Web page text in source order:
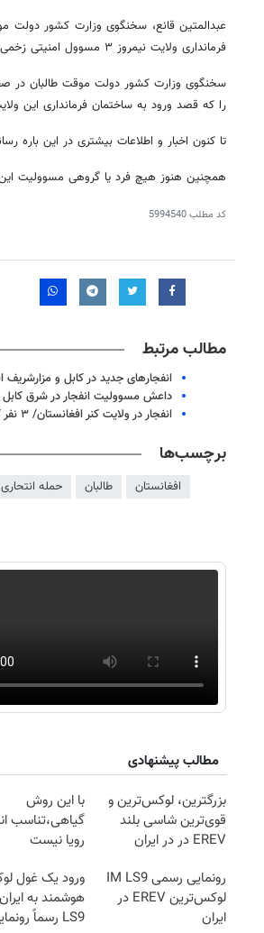
عبدالمتین قانع، سخنگوی وزارت کشور دولت
فرمانداری ولایت نیمروز ۳ مسوول امنیتی زخمی شدند.
سخنگوی وزارت کشور دولت موقت طالبان در
را که قصد ورود به ساختمان فرمانداری این
تا کنون اخبار و اطلاعات بیشتری در این باره
همچنین هنوز هیچ فرد یا گروهی مسوولیت
کد مطلب5994540
مطالب مرتبط
انفجارهای جدید در کابل و مزارشریف افغانستان/ ۶ نفر کشته و ۱۹ تَن
داعش مسوولیت انفجار در شرق کابل
انفجار در ولایت کنر افغانستان/ ۳ نفر کشته و ۶ تَن زخمی شدند
برچسب‌ها
افغانستان طالبان حمله انتحاری
مطالب پیشنهادی
بزرگترین، لوکس‌ترین و
قوی‌ترین شاسی بلند
EREV در در ایران
با این روش
گیاهی،تناسب
رویا نیست
رونمایی رسمی IM LS9
لوکس‌ترین EREV در
ایران
ورود یک غول
LS9 رسماً رونمایی شد
روزنامه‌های صبح شنبه ۱۷ مرداد ۱۴۰۵